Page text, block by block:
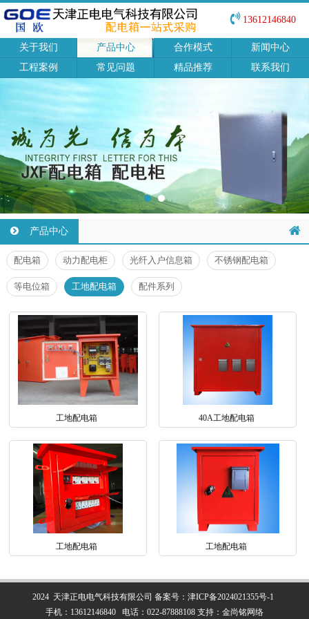
13612146840
关于我们 产品中心 合作模式
新闻中心
工程案例
常见问题 精品推荐 联系我们
产品中心
配电箱 动力配电柜 光纤入户信息箱 不锈钢配电箱
等电位箱 工地配电箱 配件系列
工地配电箱 40A工地配电箱
工地配电箱 工地配电箱
2024 天津正电电气科技有限公司备案号：津ICP备2024021355号-1
手机： 13612146840电话： 022-87888108支持： 金尚铭网络